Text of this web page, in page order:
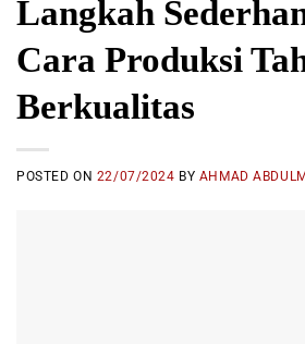
Langkah
Cara Produksi
Berkualitas
POSTED ON 22/07/2024 BY AHMAD